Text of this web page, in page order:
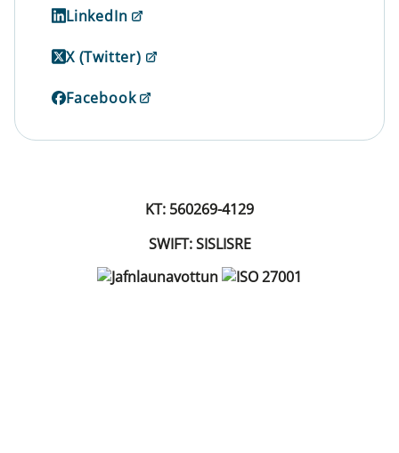
LinkedIn
X (Twitter)
Facebook
KT: 560269-4129
SWIFT: SISLISRE